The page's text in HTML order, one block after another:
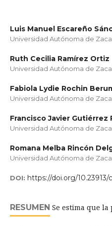
Luis Manuel Escareño
Universidad Autónoma de
Ruth Cecilia Ramírez Ortiz
Universidad Autónoma de
Fabiola Lydie Rochin
Universidad Autónoma de
Francisco Javier Gutiérrez
Universidad Autónoma de
Romana Melba Rincón
Universidad Autónoma de
DOI: https://doi.org/10.23913/
RESUMEN Se estima que